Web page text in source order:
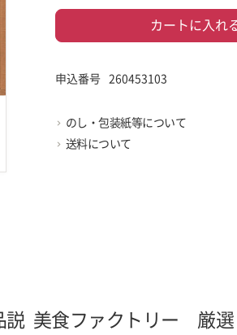
カートに入れ
申込番号 260453103
のし・包装紙等について
送料について
説 美食ファクトリー 厳選